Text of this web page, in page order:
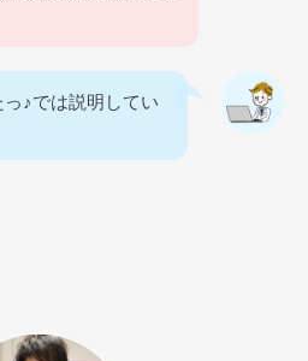
♪では説明してい